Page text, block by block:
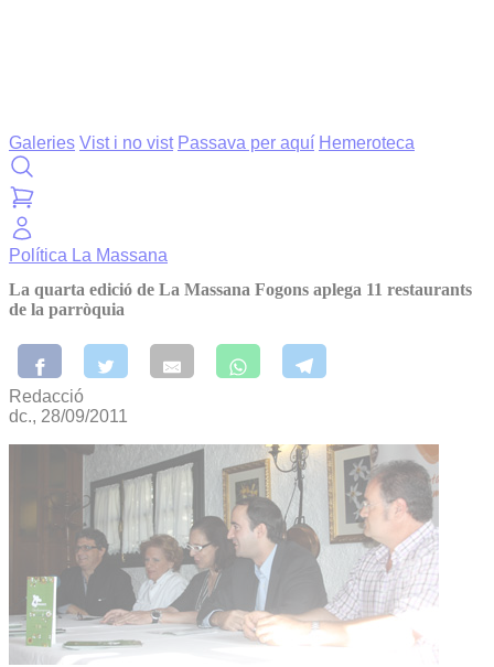
Galeries Vist i no vist Passava per aquí Hemeroteca
Política La Massana
La quarta edició de La Massana Fogons aplega 11 restaurants
de la parròquia
Redacció
dc., 28/09/2011